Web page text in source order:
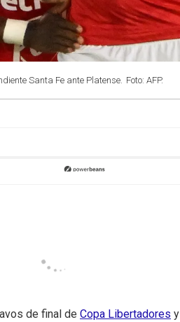
Santa Fe ante Platense. Foto: AFP.
de final de Copa Libertadores